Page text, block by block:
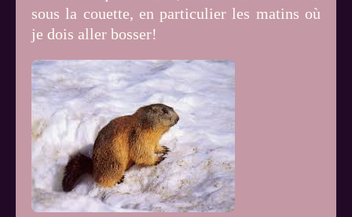
sous la couette, en particulier les matins où
je dois aller bosser!